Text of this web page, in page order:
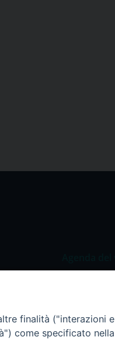
finalità ("interazioni e
come specificato nella